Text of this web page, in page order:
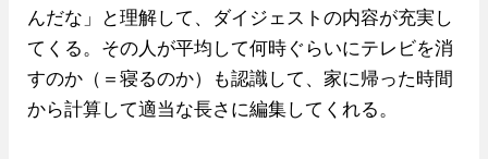
んだな」と理解して、ダイジェストの内容が充実し
てくる。その人が平均して何時ぐらいにテレビを消
すのか（＝寝るのか）も認識して、家に帰った時間
から計算して適当な長さに編集してくれる。